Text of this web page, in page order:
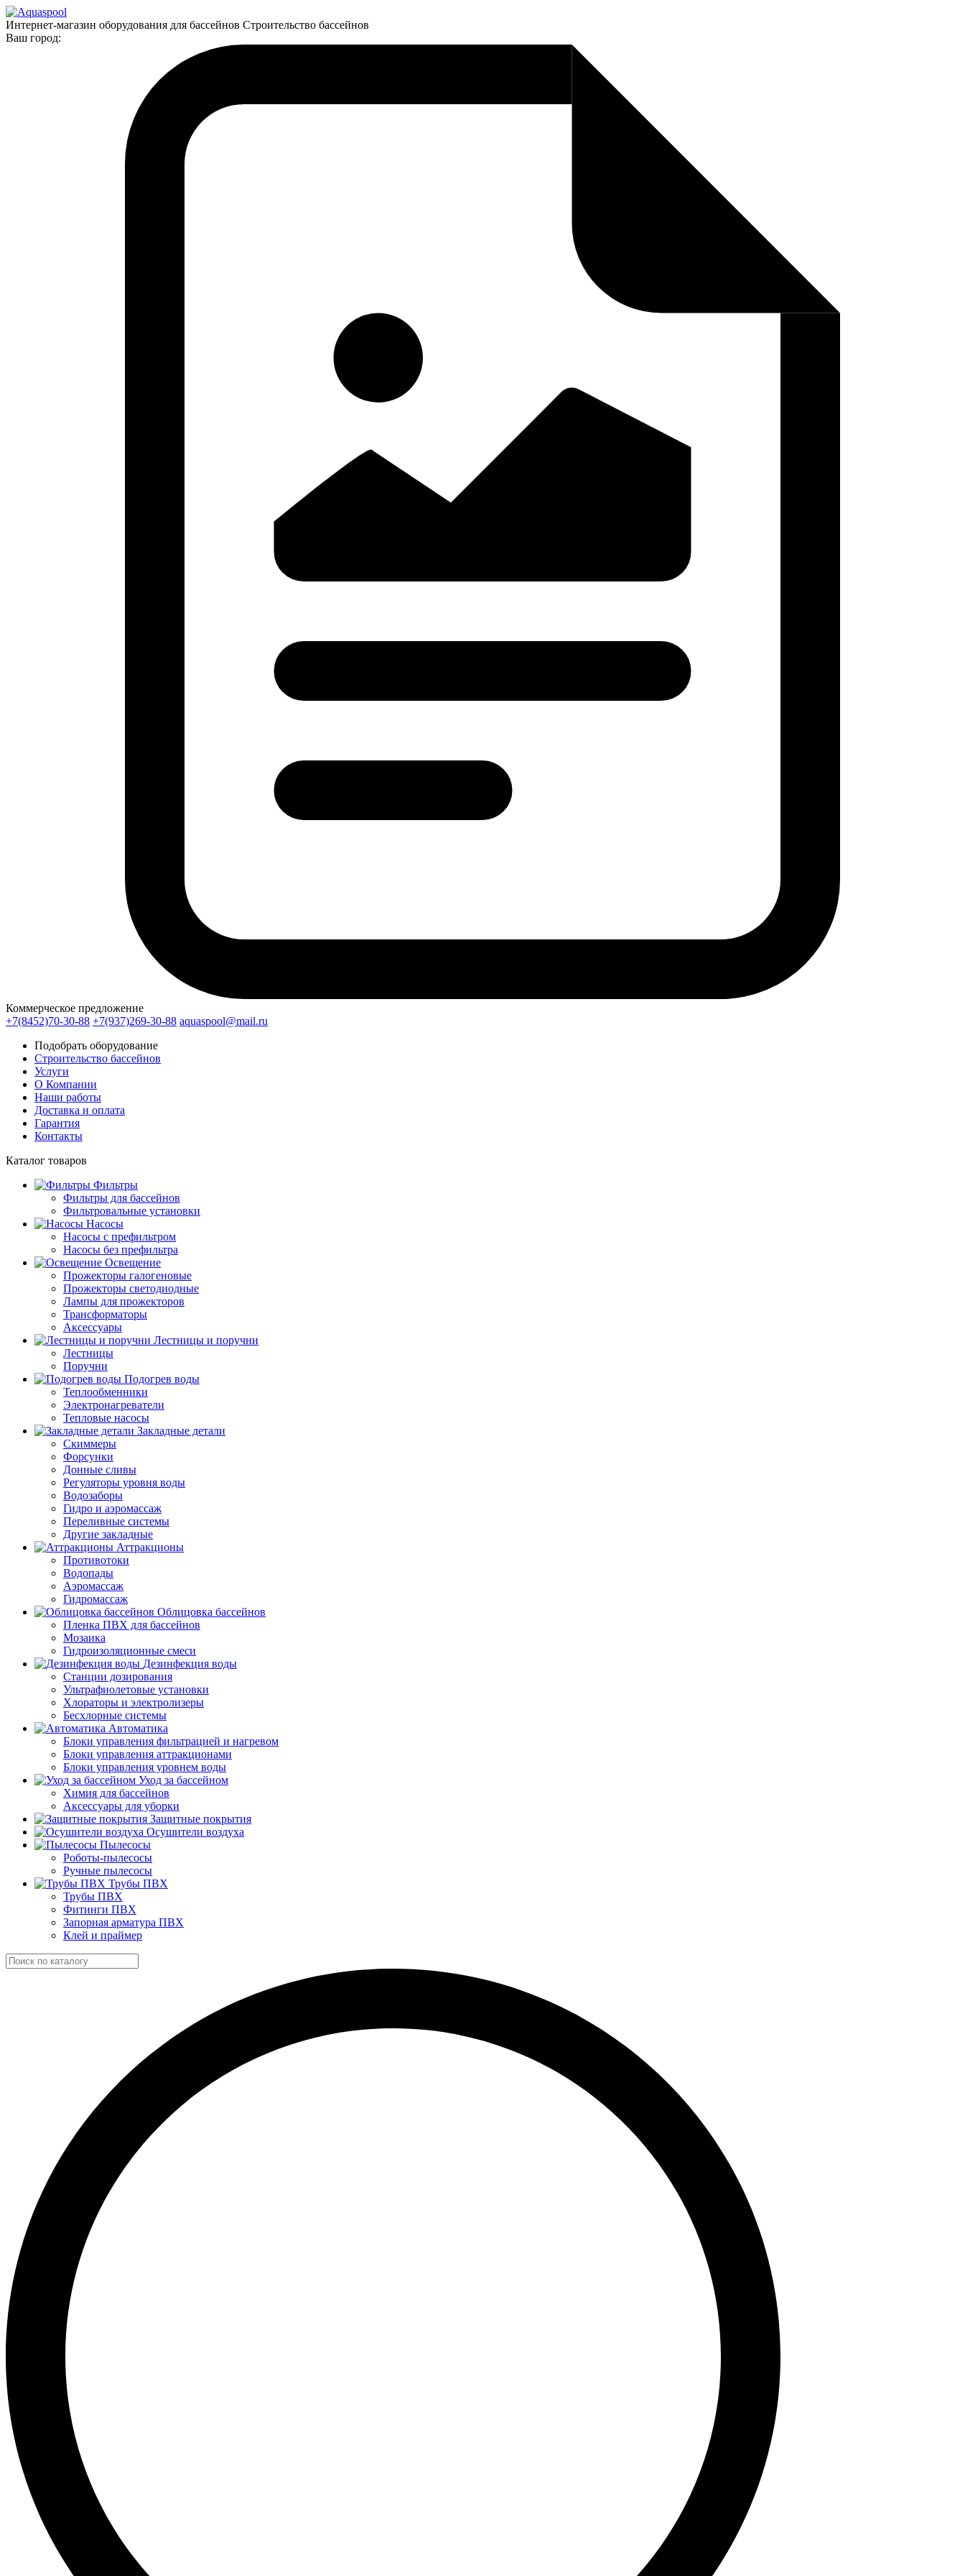
Интернет-магазин оборудования для бассейнов Строительство бассейнов
Ваш город:
Коммерческое предложение
+7(8452)70-30-88 +7(937)269-30-88 aquaspool@mail.ru
Подобрать оборудование
Строительство бассейнов
Услуги
О Компании
Наши работы
Доставка и оплата
Гарантия
Контакты
Каталог товаров
Фильтры
Фильтры для бассейнов
Фильтровальные установки
Насосы
Насосы с префильтром
Насосы без префильтра
Освещение
Прожекторы галогеновые
Прожекторы светодиодные
Лампы для прожекторов
Трансформаторы
Аксессуары
Лестницы и поручни
Лестницы
Поручни
Подогрев воды
Теплообменники
Электронагреватели
Тепловые насосы
Закладные детали
Скиммеры
Форсунки
Донные сливы
Регуляторы уровня воды
Водозаборы
Гидро и аэромассаж
Переливные системы
Другие закладные
Аттракционы
Противотоки
Водопады
Аэромассаж
Гидромассаж
Облицовка бассейнов
Пленка ПВХ для бассейнов
Мозаика
Гидроизоляционные смеси
Дезинфекция воды
Станции дозирования
Ультрафиолетовые установки
Хлораторы и электролизеры
Бесхлорные системы
Автоматика
Блоки управления фильтрацией и нагревом
Блоки управления аттракционами
Блоки управления уровнем воды
Уход за бассейном
Химия для бассейнов
Аксессуары для уборки
Защитные покрытия
Осушители воздуха
Пылесосы
Роботы-пылесосы
Ручные пылесосы
Трубы ПВХ
Трубы ПВХ
Фитинги ПВХ
Запорная арматура ПВХ
Клей и праймер